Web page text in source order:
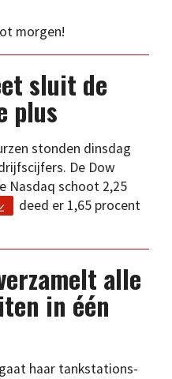
morgen!
sluit de
plus
stonden dinsdag
De Dow
Nasdaq schoot 2,25
deed er 1,65 procent
alle
in één
gaat haar tankstations-